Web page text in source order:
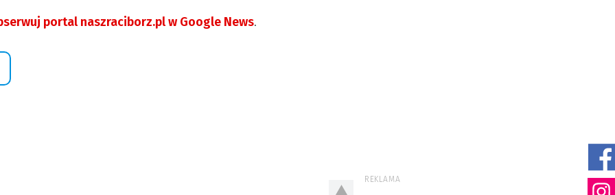
portal naszraciborz.pl w Google News.
REKLAMA